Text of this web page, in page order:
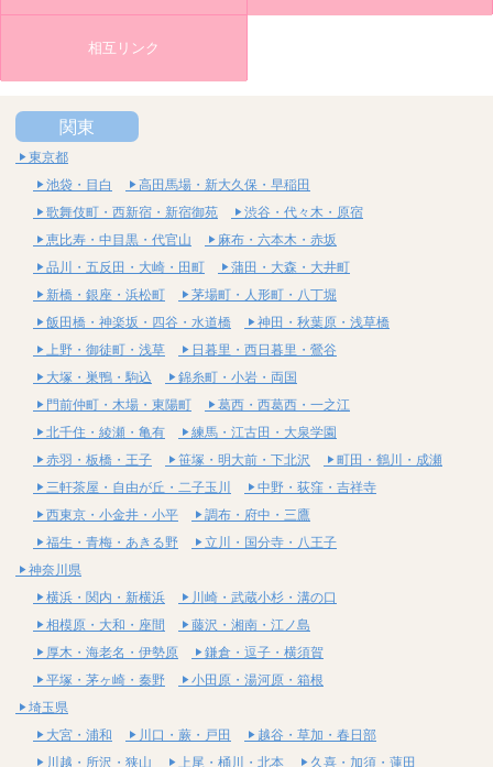
相互リンク
関東
東京都
池袋・目白
高田馬場・新大久保・早稲田
歌舞伎町・西新宿・新宿御苑
渋谷・代々木・原宿
恵比寿・中目黒・代官山
麻布・六本木・赤坂
品川・五反田・大崎・田町
蒲田・大森・大井町
新橋・銀座・浜松町
茅場町・人形町・八丁堀
飯田橋・神楽坂・四谷・水道橋
神田・秋葉原・浅草橋
上野・御徒町・浅草
日暮里・西日暮里・鶯谷
大塚・巣鴨・駒込
錦糸町・小岩・両国
門前仲町・木場・東陽町
葛西・西葛西・一之江
北千住・綾瀬・亀有
練馬・江古田・大泉学園
赤羽・板橋・王子
笹塚・明大前・下北沢
町田・鶴川・成瀬
三軒茶屋・自由が丘・二子玉川
中野・荻窪・吉祥寺
西東京・小金井・小平
調布・府中・三鷹
福生・青梅・あきる野
立川・国分寺・八王子
神奈川県
横浜・関内・新横浜
川崎・武蔵小杉・溝の口
相模原・大和・座間
藤沢・湘南・江ノ島
厚木・海老名・伊勢原
鎌倉・逗子・横須賀
平塚・茅ヶ崎・秦野
小田原・湯河原・箱根
埼玉県
大宮・浦和
川口・蕨・戸田
越谷・草加・春日部
川越・所沢・狭山
上尾・桶川・北本 久喜・加須・蓮田